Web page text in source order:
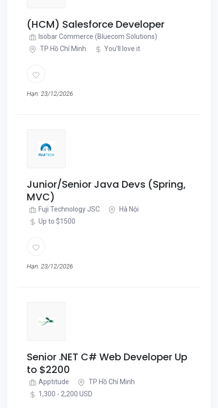
(HCM) Salesforce Developer
Isobar Commerce (Bluecom Solutions)
TP Hồ Chí Minh
You'll love it
Hạn: 23/12/2026
Junior/Senior Java Devs (Spring,
MVC)
Fuji Technology JSC
Hà Nội
Up to $1500
Hạn: 23/12/2026
Senior .NET C# Web Developer Up
to $2200
Apptitude
TP Hồ Chí Minh
1,300 - 2,200 USD